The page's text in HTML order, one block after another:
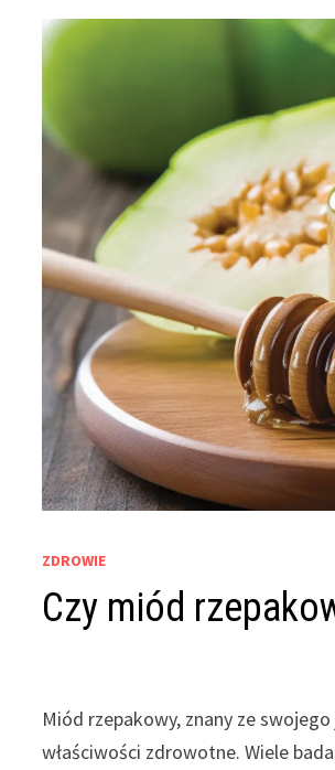
ZDROWIE
Czy miód
Miód rzepakowy, znany ze
właściwości zdrowotne. Wiele